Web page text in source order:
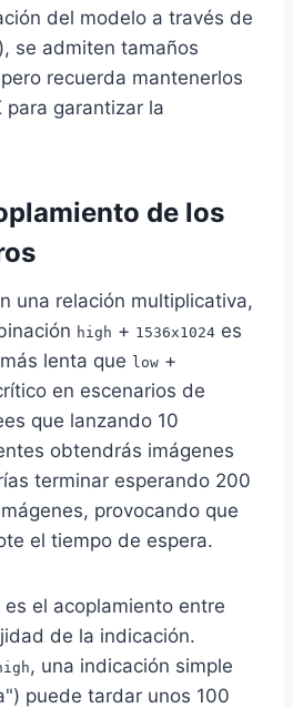
del modelo a través de
se admiten tamaños
recuerda mantenerlos
para garantizar la
de los
una relación multiplicativa,
high + 1536x1024 es
lenta que low +
en escenarios de
que lanzando 10
obtendrás imágenes
terminar esperando 200
provocando que
el tiempo de espera.
el acoplamiento entre
de la indicación.
, una indicación simple
puede tardar unos 100